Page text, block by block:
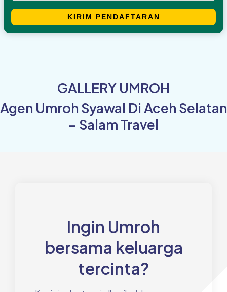
KIRIM PENDAFTARAN
GALLERY UMROH
Agen Umroh Syawal Di Aceh Selatan
– Salam Travel
Ingin Umroh
bersama keluarga
tercinta?